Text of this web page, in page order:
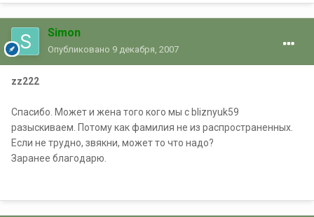
Simon
Опубликовано 9 декабря, 2007
zz222
Спасибо. Может и жена того кого мы с bliznyuk59
разыскиваем. Потому как фамилия не из распространенных.
Если не трудно, звякни, может то что надо?
Заранее благодарю.